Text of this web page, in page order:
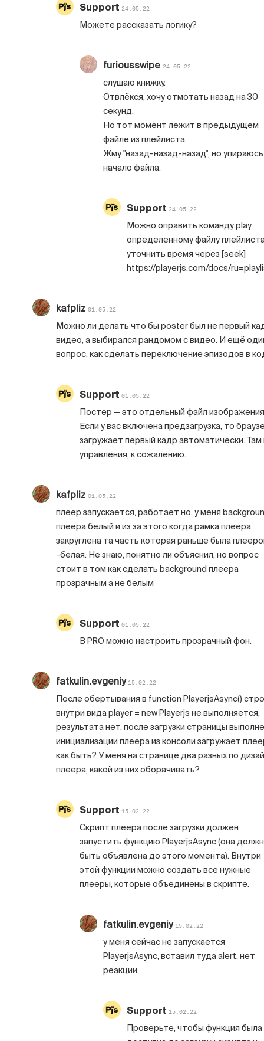
Support 24.05.22
Можете рассказать логику?
furiousswipe 24.05.22
слушаю книжку.
Отвлёкся, хочу отмотать назад на 30
секунд.
Но тот момент лежит в предыдущем
файле из плейлиста.
Жму "назад-назад-назад", но упираюсь
начало файла.
Support 24.05.22
Можно оправить команду play
определенному файлу
уточнить время через [seek]
https://playerjs.com/docs/
kafpliz 01.05.22
Можно ли делать что бы poster был не первый
видео, а выбирался рандомом с видео. И ещё
вопрос, как сделать переключение эпизодов в
Support 01.05.22
Постер — это отдельный файл
Если у вас включена предзагрузка, то
загружает первый кадр автоматически. Там
управления, к сожалению.
kafpliz 01.05.22
плеер запускается, работает но, у меня
плеера белый и из за этого когда рамка плеера
закруглена та часть которая раньше была
-белая. Не знаю, понятно ли объяснил, но вопрос
стоит в том как сделать background плеера
прозрачным а не белым
Support 01.05.22
В PRO можно настроить прозрачный фон.
fatkulin.evgeniy 15.02.22
После обертывания в function PlayerjsAsync()
внутри вида player = new Playerjs не выполняется,
результата нет, после загрузки страницы
инициализации плеера из консоли загружает
как быть? У меня на странице два разных по
плеера, какой из них оборачивать?
Support 15.02.22
Скрипт плеера после загрузки должен
запустить функцию PlayerjsAsync (она
быть объявлена до этого момента). Внутри
этой функции можно создать все нужные
плееры, которыеобъединены в скрипте.
fatkulin.evgeniy 15.02.22
у меня сейчас не запускается
PlayerjsAsync, вставил туда alert, нет
реакции
Support 15.02.22
Проверьте, чтобы функция была